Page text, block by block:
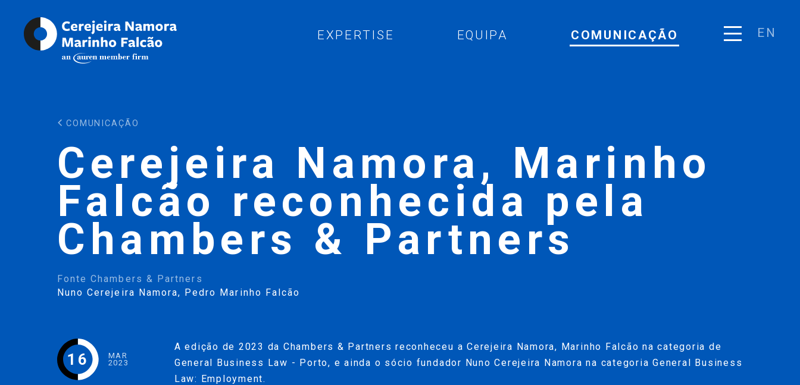
EN
EXPERTISE EQUIPA COMUNICAÇÃO
COMUNICAÇÃO
Cerejeira Namora, Marinho
Falcão reconhecida pela
Chambers & Partners
Fonte Chambers & Partners
Nuno Cerejeira Namora, Pedro Marinho Falcão
16
MAR
2023
A edição de 2023 da Chambers & Partners reconheceu a Cerejeira Namora, Marinho Falcão na categoria de
General Business Law - Porto, e ainda o sócio fundador Nuno Cerejeira Namora na categoria General Business
Law: Employment.